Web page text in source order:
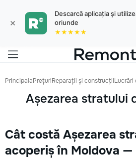
×
Descarcă aplicația și
oriunde
★★★★★
PrincipalaPrețuriReparații și construcțiiLucrări
Așezarea stratului
Cât costă Așezarea
acoperiș în Moldova —